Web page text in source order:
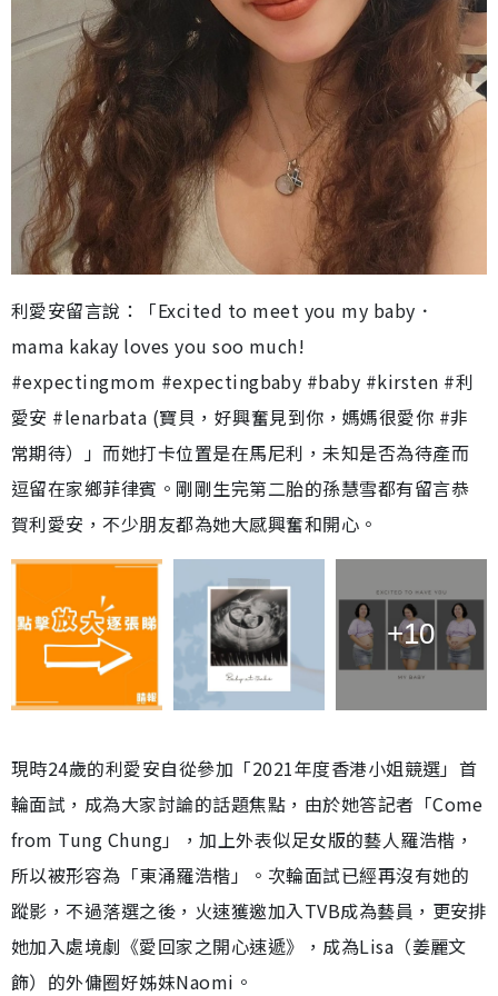
利愛安留言說：「Excited to meet you my baby．
mama kakay loves you soo much!
#expectingmom #expectingbaby #baby #kirsten #利
愛安 #lenarbata (寶貝，好興奮見到你，媽媽很愛你 #非
常期待）」而她打卡位置是在馬尼利，未知是否為待產而
逗留在家鄉菲律賓。剛剛生完第二胎的孫慧雪都有留言恭
賀利愛安，不少朋友都為她大感興奮和開心。
+10
現時24歲的利愛安自從參加「2021年度香港小姐競選」首
輪面試，成為大家討論的話題焦點，由於她答記者「Come
from Tung Chung」，加上外表似足女版的藝人羅浩楷，
所以被形容為「東涌羅浩楷」。次輪面試已經再沒有她的
蹤影，不過落選之後，火速獲邀加入TVB成為藝員，更安排
她加入處境劇《愛回家之開心速遞》，成為Lisa（姜麗文
飾）的外傭圈好姊妹Naomi。